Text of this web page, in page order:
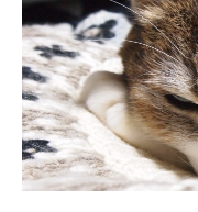
糸島市･福岡
動物病院を
お気軽にお
ください。